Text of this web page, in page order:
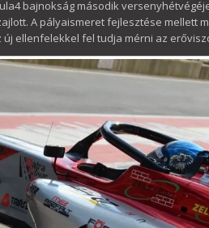
bajnokság második versenyhétvégéje
A pályaismeret fejlesztése mellett
ellenfelekkel fel tudja mérni az